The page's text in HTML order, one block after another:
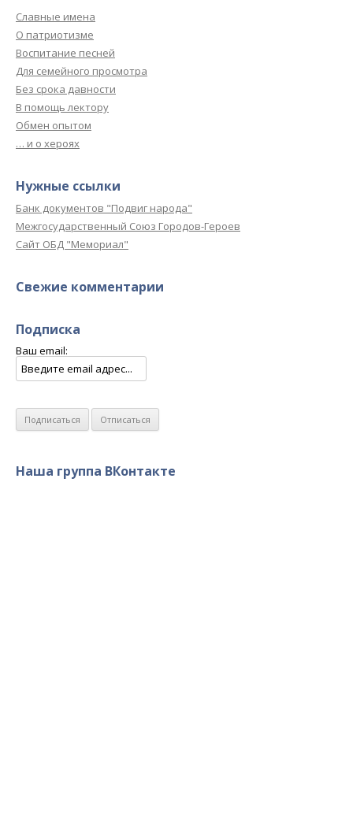
Славные имена
О патриотизме
Воспитание песней
Для семейного просмотра
Без срока давности
В помощь лектору
Обмен опытом
… и о хероях
Нужные ссылки
Банк документов "Подвиг народа"
Межгосударственный Союз Городов-Героев
Сайт ОБД "Мемориал"
Свежие комментарии
Подписка
Ваш email:
Наша группа ВКонтакте